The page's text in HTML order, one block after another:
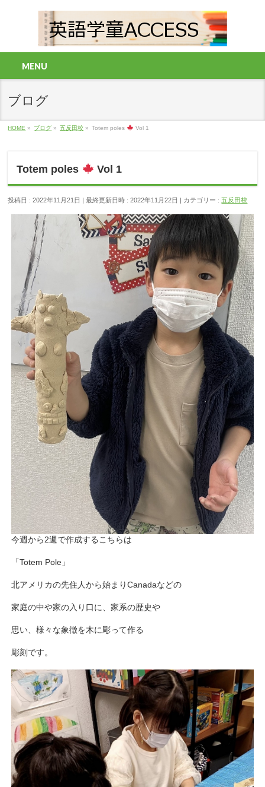
MENU
ブログ
HOME » ブログ » 五反田校 » Totem poles Vol 1
Totem poles Vol 1
投稿日 : 2022年11月21日 最終更新日時 : 2022年11月22日 カテゴリー :五反田校
今週から2週で作成するこちらは
「Totem Pole」
北アメリカの先住人から始まりCanadaなどの
家庭の中や家の入り口に、家系の歴史や
思い、様々な象徴を木に彫って作る
彫刻です。